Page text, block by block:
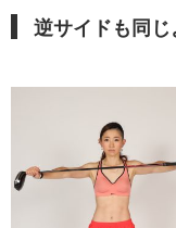
逆サイドも同